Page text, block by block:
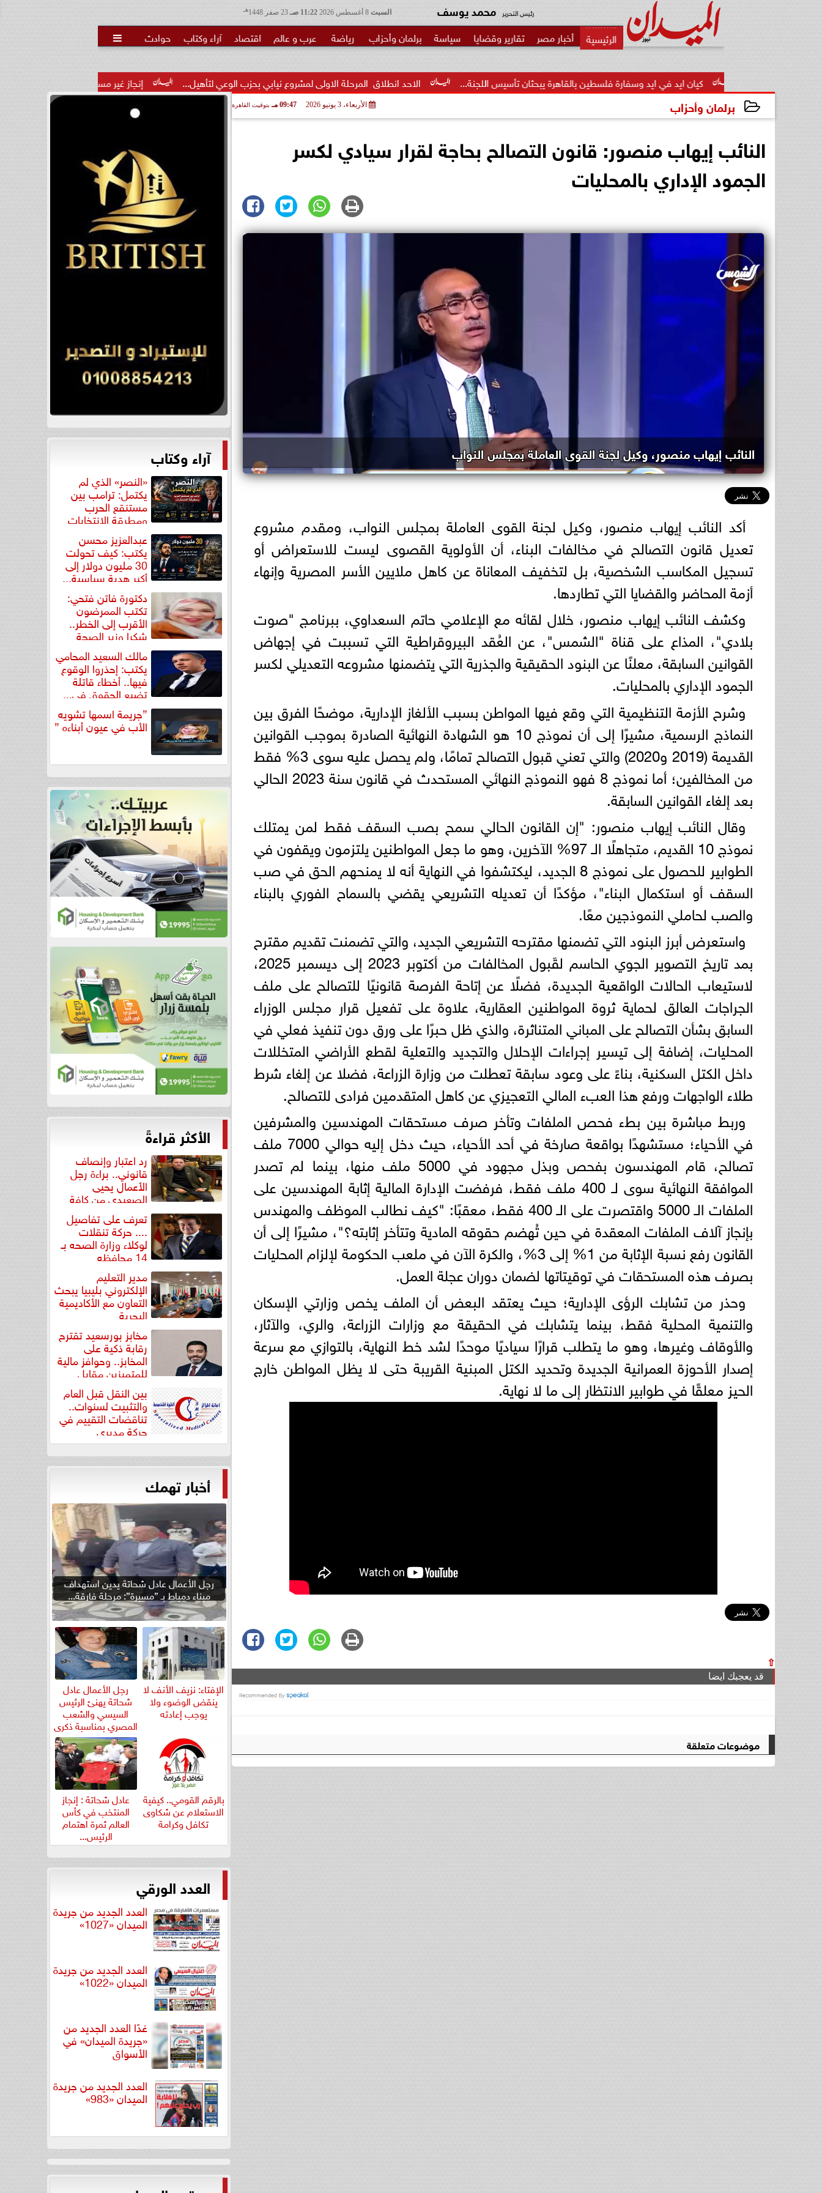
السبت 11:22 صـ هـ رئيس التحرير محمد يوسف
أخبار مصر تقارير وقضايا سياسة برلمان وأحزاب رياضة عرب و عالم اقتصاد آراء وكتاب حوادث 
إنجاز غير مسبوق.. منتخب الناشئات يهزم الصين الاحد انطلاق  المرحلة الاولى لمشروع نيابي بحزب الوعي لتأهيل... كيان ايد في ايد وسفارة فلسطين بالقاهرة يبحثان تأسيس اللجنة...
برلمان وأحزاب الأربعاء، 3 يونيو 2026 09:47 مـ بتوقيت القاهرة
النائب إيهاب منصور: قانون التصالح بحاجة لقرار سيادي لكسر
الجمود الإداري بالمحليات
النائب إيهاب منصور، وكيل لجنة القوى العاملة بمجلس النواب
أكد النائب إيهاب منصور، وكيل لجنة القوى العاملة بمجلس النواب، ومقدم مشروع
تعديل قانون التصالح في مخالفات البناء، أن الأولوية القصوى ليست للاستعراض أو
تسجيل المكاسب الشخصية، بل لتخفيف المعاناة عن كاهل ملايين الأسر المصرية وإنهاء
أزمة المحاضر والقضايا التي تطاردها.
​وكشف النائب إيهاب منصور، خلال لقائه مع الإعلامي حاتم السعداوي، ببرنامج "صوت
بلادي"، المذاع على قناة "الشمس"، عن العُقد البيروقراطية التي تسببت في إجهاض
القوانين السابقة، معلنًا عن البنود الحقيقية والجذرية التي يتضمنها مشروعه التعديلي لكسر
الجمود الإداري بالمحليات.
و​شرح الأزمة التنظيمية التي وقع فيها المواطن بسبب الألغاز الإدارية، موضحًا الفرق بين
النماذج الرسمية، مشيرًا إلى أن ​نموذج 10 هو الشهادة النهائية الصادرة بموجب القوانين
القديمة (2019 و2020) والتي تعني قبول التصالح تمامًا، ولم يحصل عليه سوى 3% فقط
من المخالفين؛ أما ​نموذج 8 فهو النموذج النهائي المستحدث في قانون سنة 2023 الحالي
بعد إلغاء القوانين السابقة.
​وقال النائب إيهاب منصور: "إن القانون الحالي سمح بصب السقف فقط لمن يمتلك
نموذج 10 القديم، متجاهلًا الـ 97% الآخرين، وهو ما جعل المواطنين يلتزمون ويقفون في
الطوابير للحصول على نموذج 8 الجديد، ليكتشفوا في النهاية أنه لا يمنحهم الحق في صب
السقف أو استكمال البناء"، مؤكدًا أن تعديله التشريعي يقضي بالسماح الفوري بالبناء
والصب لحاملي النموذجين معًا.
​واستعرض أبرز البنود التي تضمنها مقترحه التشريعي الجديد، والتي تضمنت ​تقديم مقترح
بمد تاريخ التصوير الجوي الحاسم لقَبول المخالفات من أكتوبر 2023 إلى ديسمبر 2025،
لاستيعاب الحالات الواقعية الجديدة، فضلًا عن ​إتاحة الفرصة قانونيًا للتصالح على ملف
الجراجات العالق لحماية ثروة المواطنين العقارية، علاوة على تفعيل قرار مجلس الوزراء
السابق بشأن التصالح على المباني المتناثرة، والذي ظل حبرًا على ورق دون تنفيذ فعلي في
المحليات، إضافة إلى تيسير إجراءات الإحلال والتجديد والتعلية لقطع الأراضي المتخللات
داخل الكتل السكنية، بناءً على وعود سابقة تعطلت من وزارة الزراعة، فضلا عن ​إلغاء شرط
طلاء الواجهات ورفع هذا العبء المالي التعجيزي عن كاهل المتقدمين فرادى للتصالح.
​وربط مباشرة بين بطء فحص الملفات وتأخر صرف مستحقات المهندسين والمشرفين
في الأحياء؛ مستشهدًا بواقعة صارخة في أحد الأحياء، حيث دخل إليه حوالي 7000 ملف
تصالح، قام المهندسون بفحص وبذل مجهود في 5000 ملف منها، بينما لم تصدر
الموافقة النهائية سوى لـ 400 ملف فقط، فرفضت الإدارة المالية إثابة المهندسين على
الملفات الـ 5000 واقتصرت على الـ 400 فقط، معقبًا: "كيف نطالب الموظف والمهندس
بإنجاز آلاف الملفات المعقدة في حين تُهضم حقوقه المادية وتتأخر إثابته؟"، مشيرًا إلى أن
القانون رفع نسبة الإثابة من 1% إلى 3%، والكرة الآن في ملعب الحكومة لإلزام المحليات
بصرف هذه المستحقات في توقيتاتها لضمان دوران عجلة العمل.
وحذر من تشابك الرؤى الإدارية؛ حيث يعتقد البعض أن الملف يخص وزارتي الإسكان
والتنمية المحلية فقط، بينما يتشابك في الحقيقة مع وزارات الزراعة، والري، والآثار،
والأوقاف وغيرها، وهو ما يتطلب قرارًا سياديًا موحدًا لشد خط النهاية، بالتوازي مع سرعة
إصدار الأحوزة العمرانية الجديدة وتحديد الكتل المبنية القريبة حتى لا يظل المواطن خارج
الحيز معلقًا في طوابير الانتظار إلى ما لا نهاية.
⇧
قد يعجبك ايضا
موضوعات متعلقة
آراء وكتاب
«النصر» الذي لم
يكتمل: ترامب بين
مستنقع الحرب
ومطرقة الانتخابات
عبدالعزيز محسن
يكتب: كيف تحولت
30 مليون دولار إلى
أكبر هدية سياسية...
دكتورة فاتن فتحي:
تكتب الممرضون
الأقرب إلى الخطر..
شكرا وزير الصحة
لتكريم... مالك السعيد المحامي
يكتب: إحذروا الوقوع
فيها.. أخطاء قاتلة
تضيع الحقوق في...
”جريمة اسمها تشويه
الأب في عيون أبناءه ”
الأكثر قراءةً
رد اعتبار وإنصاف
قانوني.. براءة رجل
الأعمال يحيى
الصعيدي من كافة
التهم... تعرف على تفاصيل
.... حركة تنقلات
لوكلاء وزارة الصحه بـ
14 محافظه
مدير التعليم
الإلكتروني بليبيا يبحث
التعاون مع الأكاديمية
البحرية
مخابز بورسعيد تقترح
رقابة ذكية على
المخابز.. وحوافز مالية
للمتميزين مقابل
بين النقل قبل العام
والتثبيت لسنوات..
تناقضات التقييم في
حركة مديري
”مستشفيات...
أخبار تهمك
رجل الأعمال عادل شحاتة يدين استهداف
ميناء دمياط بـ ”مسيرة”: مرحلة فارقة...
الإفتاء: نزيف الأنف لا
ينقض الوضوء ولا
يوجب إعادته
رجل الأعمال عادل
شحاتة يهنئ الرئيس
السيسي والشعب
المصري بمناسبة ذكرى
ثورة...
بالرقم القومي.. كيفية
الاستعلام عن شكاوى
تكافل وكرامة
عادل شحاتة : إنجاز
المنتخب في كأس
العالم ثمرة اهتمام
الرئيس...
العدد الورقي
العدد الجديد من جريدة
الميدان «1027»
العدد الجديد من جريدة
الميدان «1022»
غدًا العدد الجديد من
«جريدة الميدان» في
الأسواق
العدد الجديد من جريدة
الميدان «983»